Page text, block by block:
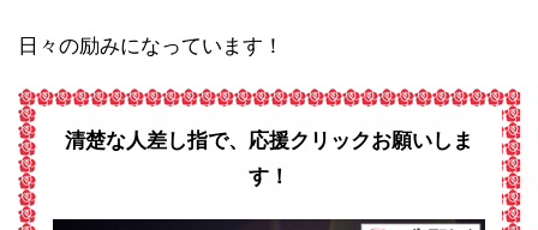
日々の励みになっています！
清楚な人差し指で、応援クリックお願いしま
す！